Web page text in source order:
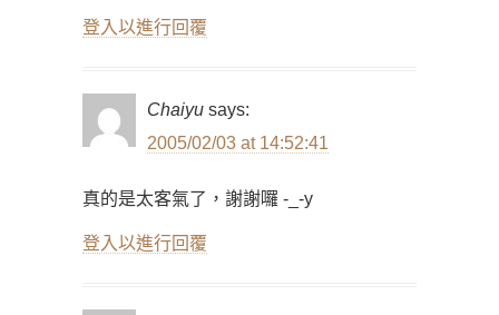
登入以進行回覆
Chaiyu says:
2005/02/03 at 14:52:41
真的是太客氣了，謝謝囉 -_-y
登入以進行回覆